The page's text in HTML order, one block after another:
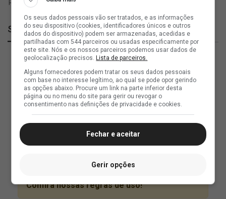
SuperVasco
Os seus dados pessoais vão ser tratados, e as informações
do seu dispositivo (cookies, identificadores únicos e outros
dados do dispositivo) podem ser armazenadas, acedidas e
partilhadas com 544 parceiros ou usadas especificamente por
este site. Nós e os nossos parceiros podemos usar dados de
geolocalização precisos. Lista de parceiros.
Alguns fornecedores podem tratar os seus dados pessoais
com base no interesse legítimo, ao qual se pode opor gerindo
as opções abaixo. Procure um link na parte inferior desta
página ou no menu do site para gerir ou revogar o
consentimento nas definições de privacidade e cookies.
Fechar e aceitar
Gerir opções